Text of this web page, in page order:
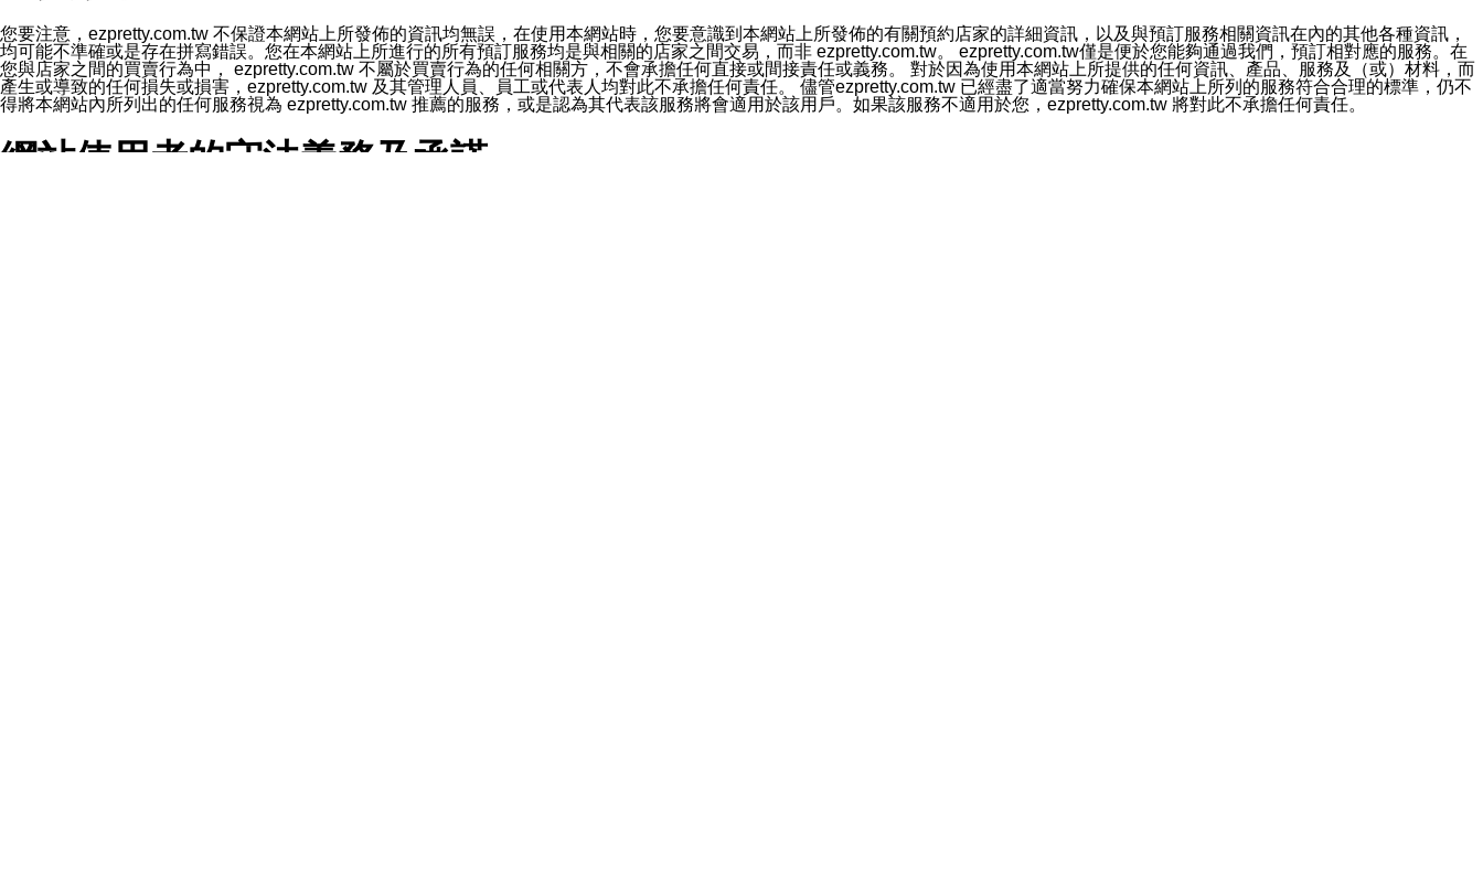
5.開關「接收LINE通知型訊息」
❗️關閉「接收通知型訊息」後，將不會接收到來自任何企業官方帳號或認證官方帳號的通知型訊息。
您要注意，ezpretty.com.tw 不保證本網站上所發佈的資訊均無誤，在使用本網站時，您要意識到本網站上所發佈的有關預約店家的詳細資訊，以及與預訂服務相關資訊在內的其他各種資訊，
均可能不準確或是存在拼寫錯誤。您在本網站上所進行的所有預訂服務均是與相關的店家之間交易，而非 ezpretty.com.tw。 ezpretty.com.tw僅是便於您能夠通過我們，預訂相對應的服務。在
您與店家之間的買賣行為中， ezpretty.com.tw 不屬於買賣行為的任何相關方，不會承擔任何直接或間接責任或義務。 對於因為使用本網站上所提供的任何資訊、產品、服務及（或）材料，而
產生或導致的任何損失或損害，ezpretty.com.tw 及其管理人員、員工或代表人均對此不承擔任何責任。 儘管ezpretty.com.tw 已經盡了適當努力確保本網站上所列的服務符合合理的標準，仍不
得將本網站內所列出的任何服務視為 ezpretty.com.tw 推薦的服務，或是認為其代表該服務將會適用於該用戶。如果該服務不適用於您，ezpretty.com.tw 將對此不承擔任何責任。
網站使用者的守法義務及承諾